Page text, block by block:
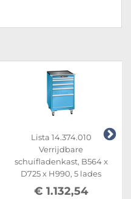
Lista 14.374.010
Verrijdbare
schuifladenkast, B564 x
D725 x H990, 5 lades
€ 1.132,54